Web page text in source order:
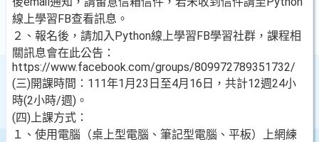
線上學習FB查看訊息。
２、報名後，請加入Python線上學習FB學習社群，課程相
關訊息會在此公告：
https://www.facebook.com/groups/809972789351732/
(三)開課時間：111年1月23日至4月16日，共計12週24小
時(2小時/週)。
(四)上課方式：
１、使用電腦（桌上型電腦、筆記型電腦、平板）上網練